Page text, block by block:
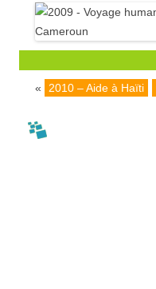
« 2010 – Aide à Haïti